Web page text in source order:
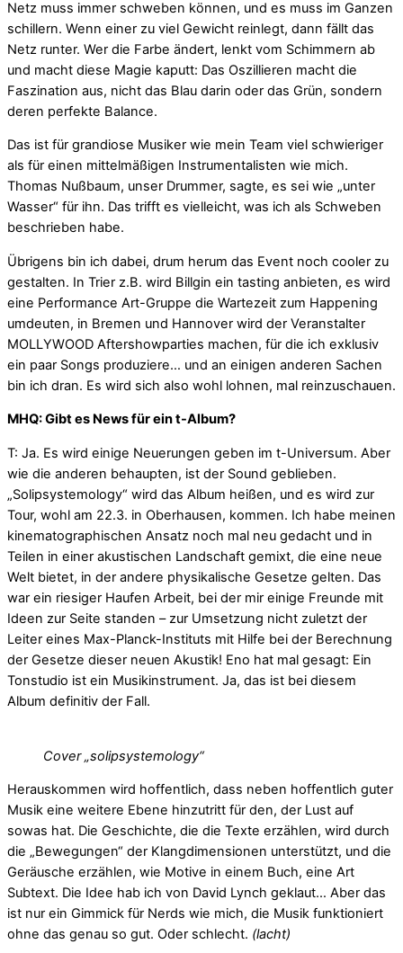
Netz muss immer schweben können, und es muss im Ganzen
schillern. Wenn einer zu viel Gewicht reinlegt, dann fällt das
Netz runter. Wer die Farbe ändert, lenkt vom Schimmern ab
und macht diese Magie kaputt: Das Oszillieren macht die
Faszination aus, nicht das Blau darin oder das Grün, sondern
deren perfekte Balance.
Das ist für grandiose Musiker wie mein Team viel schwieriger
als für einen mittelmäßigen Instrumentalisten wie mich.
Thomas Nußbaum, unser Drummer, sagte, es sei wie „unter
Wasser“ für ihn. Das trifft es vielleicht, was ich als Schweben
beschrieben habe.
Übrigens bin ich dabei, drum herum das Event noch cooler zu
gestalten. In Trier z.B. wird Billgin ein tasting anbieten, es wird
eine Performance Art-Gruppe die Wartezeit zum Happening
umdeuten, in Bremen und Hannover wird der Veranstalter
MOLLYWOOD Aftershowparties machen, für die ich exklusiv
ein paar Songs produziere… und an einigen anderen Sachen
bin ich dran. Es wird sich also wohl lohnen, mal reinzuschauen.
MHQ: Gibt es News für ein t-Album?
T: Ja. Es wird einige Neuerungen geben im t-Universum. Aber
wie die anderen behaupten, ist der Sound geblieben.
„Solipsystemology“ wird das Album heißen, und es wird zur
Tour, wohl am 22.3. in Oberhausen, kommen. Ich habe meinen
kinematographischen Ansatz noch mal neu gedacht und in
Teilen in einer akustischen Landschaft gemixt, die eine neue
Welt bietet, in der andere physikalische Gesetze gelten. Das
war ein riesiger Haufen Arbeit, bei der mir einige Freunde mit
Ideen zur Seite standen – zur Umsetzung nicht zuletzt der
Leiter eines Max-Planck-Instituts mit Hilfe bei der Berechnung
der Gesetze dieser neuen Akustik! Eno hat mal gesagt: Ein
Tonstudio ist ein Musikinstrument. Ja, das ist bei diesem
Album definitiv der Fall.
Cover „solipsystemology“
Herauskommen wird hoffentlich, dass neben hoffentlich guter
Musik eine weitere Ebene hinzutritt für den, der Lust auf
sowas hat. Die Geschichte, die die Texte erzählen, wird durch
die „Bewegungen“ der Klangdimensionen unterstützt, und die
Geräusche erzählen, wie Motive in einem Buch, eine Art
Subtext. Die Idee hab ich von David Lynch geklaut… Aber das
ist nur ein Gimmick für Nerds wie mich, die Musik funktioniert
ohne das genau so gut. Oder schlecht. (lacht)